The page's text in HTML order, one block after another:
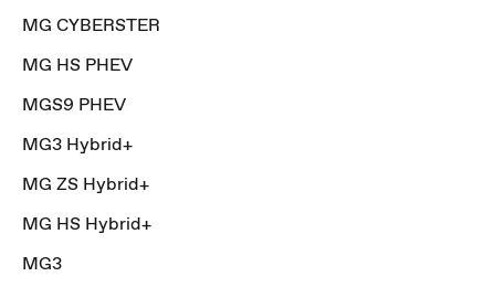
MG CYBERSTER
MG HS PHEV
MGS9 PHEV
MG3 Hybrid+
MG ZS Hybrid+
MG HS Hybrid+
MG3